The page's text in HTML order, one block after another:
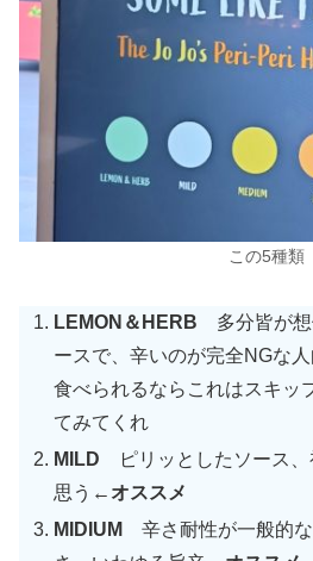
この5種類
LEMON＆HERB 多分皆が想
ースで、辛いのが完全NGな
食べられるならこれはスキッ
てみてくれ
MILD ピリッとしたソース、
思う ←オススメ
MIDIUM
辛さ耐性が一般的